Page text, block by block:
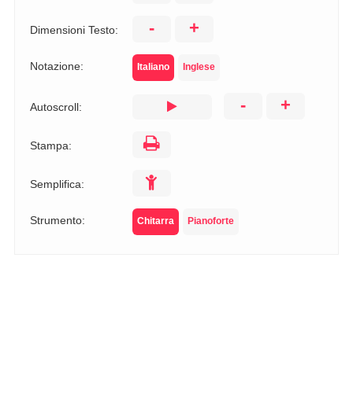
Dimensioni Testo: - +
Notazione: Italiano Inglese
Autoscroll: - +
Stampa:
Semplifica:
Strumento: Chitarra Pianoforte